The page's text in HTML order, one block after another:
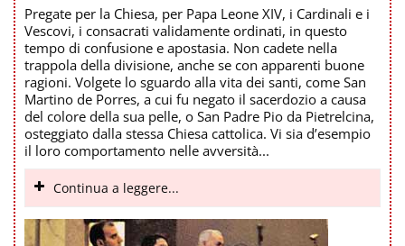
Pregate per la Chiesa, per Papa Leone XIV, i Cardinali e i
Vescovi, i consacrati validamente ordinati, in questo
tempo di confusione e apostasia. Non cadete nella
trappola della divisione, anche se con apparenti buone
ragioni. Volgete lo sguardo alla vita dei santi, come San
Martino de Porres, a cui fu negato il sacerdozio a causa
del colore della sua pelle, o San Padre Pio da Pietrelcina,
osteggiato dalla stessa Chiesa cattolica. Vi sia d’esempio
il loro comportamento nelle avversità...
Continua a leggere...